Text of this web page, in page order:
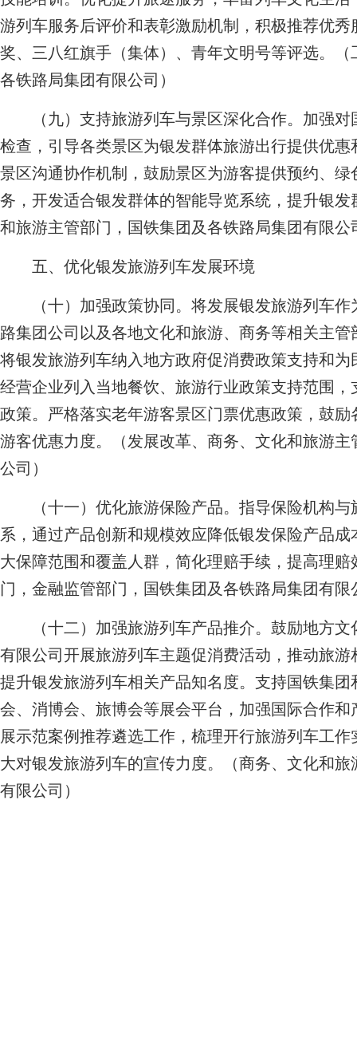
游列车服务后评价和表彰激励机制，积极推荐优
奖、三八红旗手（集体）、青年文明号等评选。
各铁路局集团有限公司）
（九）支持旅游列车与景区深化合作。加强对
检查，引导各类景区为银发群体旅游出行提供优
景区沟通协作机制，鼓励景区为游客提供预约、
务，开发适合银发群体的智能导览系统，提升银发
和旅游主管部门，国铁集团及各铁路局集团有限公
五、优化银发旅游列车发展环境
（十）加强政策协同。将发展银发旅游列车作
路集团公司以及各地文化和旅游、商务等相关主
将银发旅游列车纳入地方政府促消费政策支持和
经营企业列入当地餐饮、旅游行业政策支持范围
政策。严格落实老年游客景区门票优惠政策，鼓
游客优惠力度。
（发展改革、商务、文化和旅游
公司）
（十一）优化旅游保险产品。指导保险机构与
系，通过产品创新和规模效应降低银发保险产品
大保障范围和覆盖人群，简化理赔手续，提高理赔
门，金融监管部门，国铁集团及各铁路局集团有限
（十二）加强旅游列车产品推介。鼓励地方文
有限公司开展旅游列车主题促消费活动，推动旅
提升银发旅游列车相关产品知名度。支持国铁集
会、消博会、旅博会等展会平台，加强国际合作
展示范案例推荐遴选工作，梳理开行旅游列车工
大对银发旅游列车的宣传力度。
（商务、文化和
有限公司）